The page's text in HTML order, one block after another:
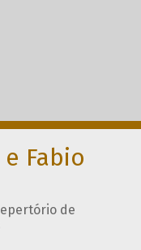
Fabio
de